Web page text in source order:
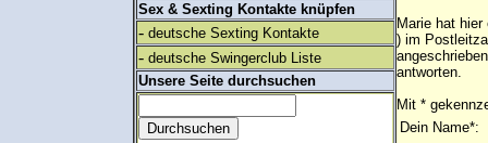
Sex & Sexting Kontakte knüpfen
- deutsche Sexting Kontakte
- deutsche Swingerclub Liste
Unsere Seite durchsuchen
Marie hat
) im
antworten.
Mit *
Dein Name*: